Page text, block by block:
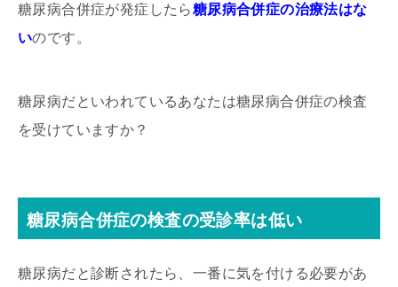
糖尿病合併症が発症したら糖尿病合併症の治療法はな
いのです。
糖尿病だといわれているあなたは糖尿病合併症の検査
を受けていますか？
糖尿病合併症の検査の受診率は低い
糖尿病だと診断されたら、一番に気を付ける必要があ